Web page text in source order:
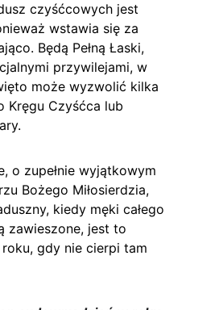
czyśćcowych jest
wstawia się za
Będą Pełną Łaski,
przywilejami, w
może wyzwolić kilka
Kręgu Czyśćca lub
o zupełnie wyjątkowym
Bożego Miłosierdzia,
kiedy męki całego
zawieszone, jest to
gdy nie cierpi tam